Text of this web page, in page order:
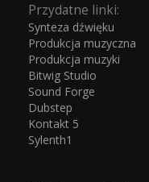
Przydatne linki:
Synteza dźwięku
Produkcja muzyczna
Produkcja muzyki
Bitwig Studio
Sound Forge
Dubstep
Kontakt 5
Sylenth1